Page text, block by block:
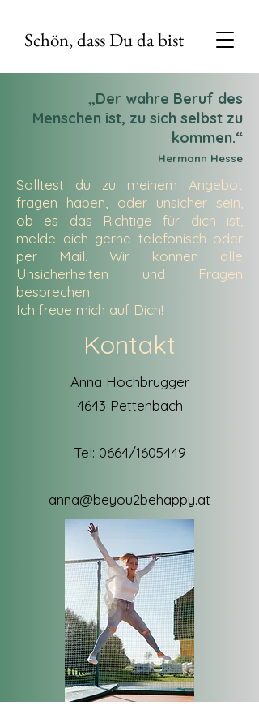
Schön, dass Du da bist
„Der wahre Beruf des
Menschen ist, zu sich selbst zu
kommen.“
Hermann Hesse
Solltest du zu meinem Angebot
fragen haben, oder unsicher sein,
ob es das Richtige für dich ist,
melde dich gerne telefonisch oder
per Mail. Wir können alle
Unsicherheiten und Fragen
besprechen.
Ich freue mich auf Dich!
Kontakt
Anna Hochbrugger
4643 Pettenbach
Tel: 0664/1605449
anna@beyou2behappy.at